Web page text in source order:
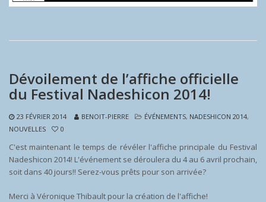
Dévoilement de l’affiche officielle
du Festival Nadeshicon 2014!
23 FÉVRIER 2014 BENOIT-PIERRE ÉVÉNEMENTS, NADESHICON 2014,
NOUVELLES
0
C'est maintenant le temps de révéler l'affiche principale du Festival
Nadeshicon 2014! L'événement se déroulera du 4 au 6 avril prochain,
soit dans 40 jours!! Serez-vous prêts pour son arrivée?
Merci à Véronique Thibault pour la création de l'affiche!